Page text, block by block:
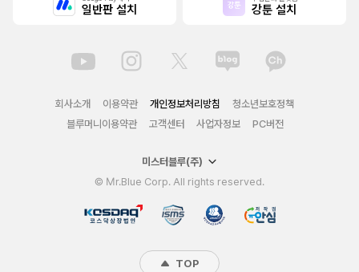
일반판 설치 강툰 설치
회사소개 이용약관 개인정보처리방침
청소년보호정책
블루머니이용약관
고객센터 사업자정보 PC버전
미스터블루(주)
© Mr.Blue Corp. All rights reserved.
TOP